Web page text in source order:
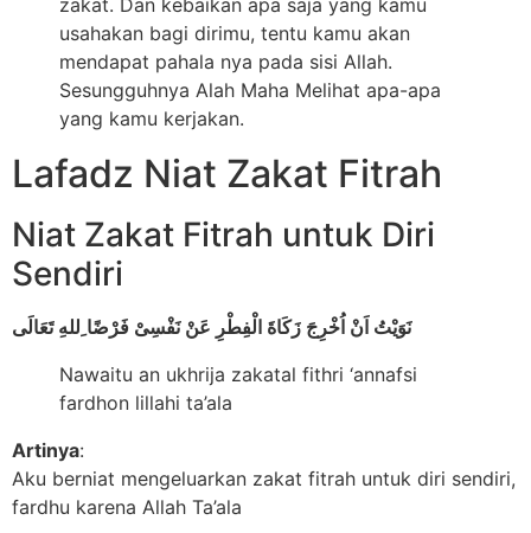
usahakan bagi dirimu, tentu kamu akan
mendapat pahala nya pada sisi Allah.
Sesungguhnya Alah Maha Melihat apa-apa
yang kamu kerjakan.
Lafadz Niat Zakat Fitrah
Niat Zakat Fitrah untuk Diri
Sendiri
نَوَيْتُ اَنْ اُخْرِجَ زَكَاةَ الْفِطْرِ عَنْ نَفْسِىْ فَرْضًا ِللهِ تَعَالَى
Nawaitu an ukhrija zakatal fithri ‘annafsi
fardhon lillahi ta’ala
Artinya:
Aku berniat mengeluarkan zakat fitrah untuk diri sendiri,
fardhu karena Allah Ta’ala